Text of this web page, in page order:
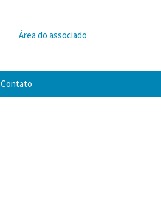
Área do associado
Contato